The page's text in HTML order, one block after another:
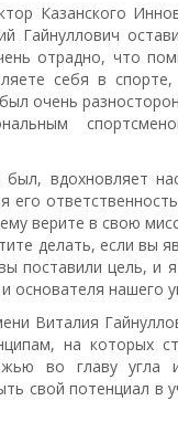
Казанского
Гайнуллович
отрадно, что
себя в
очень
вдохновляет
его
верите в свою
делать, если вы
поставили цель, и
основателя нашего
Виталия
на которых
во главу угла
свой потенциал в